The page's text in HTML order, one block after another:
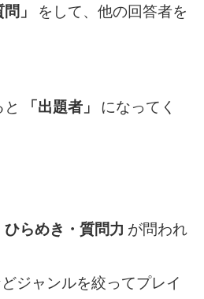
」
をして、他の回答者を
「出題者」 になってく
ひらめき・質問力 が問われ
ジャンルを絞ってプレイ